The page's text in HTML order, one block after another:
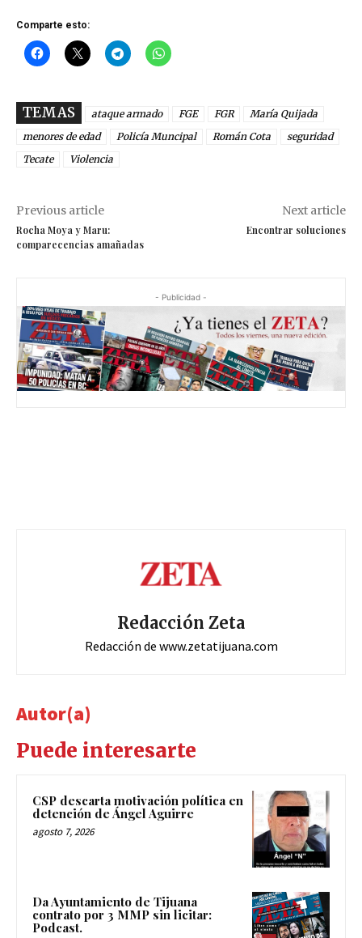
Comparte esto:
TEMAS ataque armado FGE FGR
María Quijada
menores de edad
Policía Muncipal Román Cota
seguridad
Tecate
Violencia
Previous article
Rocha Moya y Maru:
comparecencias amañadas
Next article
Encontrar soluciones
- Publicidad -
Redacción Zeta
Redacción de www.zetatijuana.com
Autor(a)
Puede interesarte
CSP descarta motivación política en
detención de Ángel Aguirre
agosto 7, 2026
Da Ayuntamiento de Tijuana
contrato por 3 MMP sin licitar:
Podcast.